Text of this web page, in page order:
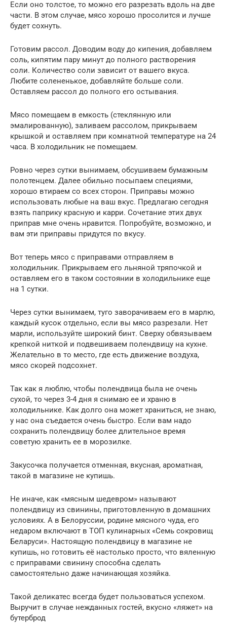
Если оно толстое, то можно его разрезать вдоль на две
части. В этом случае, мясо хорошо просолится и лучше
будет сохнуть.
Готовим рассол. Доводим воду до кипения, добавляем
соль, кипятим пару минут до полного растворения
соли. Количество соли зависит от вашего вкуса.
Любите солененькое, добавляйте больше соли.
Оставляем рассол до полного его остывания.
Мясо помещаем в емкость (стеклянную или
эмалированную), заливаем рассолом, прикрываем
крышкой и оставляем при комнатной температуре на 24
часа. В холодильник не помещаем.
Ровно через сутки вынимаем, обсушиваем бумажным
полотенцем. Далее обильно посыпаем специями,
хорошо втираем со всех сторон. Приправы можно
использовать любые на ваш вкус. Предлагаю сегодня
взять паприку красную и карри. Сочетание этих двух
приправ мне очень нравится. Попробуйте, возможно, и
вам эти приправы придутся по вкусу.
Вот теперь мясо с приправами отправляем в
холодильник. Прикрываем его льняной тряпочкой и
оставляем его в таком состоянии в холодильнике еще
на 1 сутки.
Через сутки вынимаем, туго заворачиваем его в марлю,
каждый кусок отдельно, если вы мясо разрезали. Нет
марли, используйте широкий бинт. Сверху обвязываем
крепкой ниткой и подвешиваем полендвицу на кухне.
Желательно в то место, где есть движение воздуха,
мясо скорей подсохнет.
Так как я люблю, чтобы полендвица была не очень
сухой, то через 3-4 дня я снимаю ее и храню в
холодильнике. Как долго она может храниться, не знаю,
у нас она съедается очень быстро. Если вам надо
сохранить полендвицу более длительное время
советую хранить ее в морозилке.
Закусочка получается отменная, вкусная, ароматная,
такой в магазине не купишь.
Не иначе, как «мясным шедевром» называют
полендвицу из свинины, приготовленную в домашних
условиях. А в Белоруссии, родине мясного чуда, его
недаром включают в ТОП кулинарных «Семь сокровищ
Беларуси». Настоящую полендвицу в магазине не
купишь, но готовить её настолько просто, что вяленную
с приправами свинину способна сделать
самостоятельно даже начинающая хозяйка.
Такой деликатес всегда будет пользоваться успехом.
Выручит в случае нежданных гостей, вкусно «ляжет» на
бутерброд